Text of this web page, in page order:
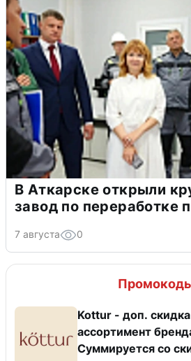
В Аткарске открыли
завод по переработке
7 августа 0
Kottur - доп. скидка
ассортимент
Суммируется со